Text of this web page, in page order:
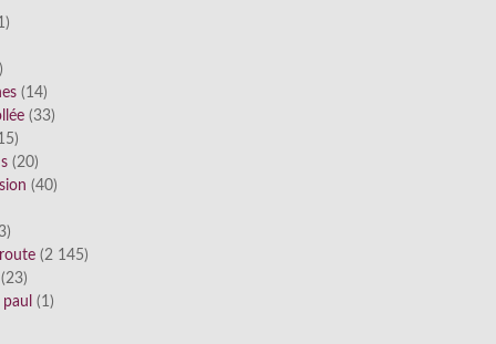
(14)
(33)
(20)
(40)
(2 145)
(1)